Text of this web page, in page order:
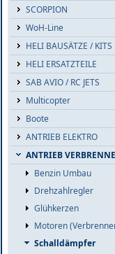
SCORPION
WoH-Line
HELI BAUSÄTZE / KITS
HELI ERSATZTEILE
SAB AVIO / RC JETS
Multicopter
Boote
ANTRIEB ELEKTRO
ANTRIEB
Benzin Umbau
Drehzahlregler
Glühkerzen
Motoren
Schalldämpfer